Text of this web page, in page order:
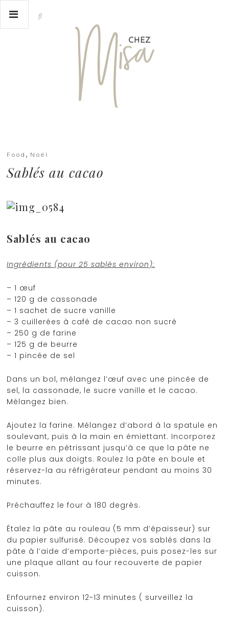
Food, Noël
Sablés au cacao
Sablés au cacao
Ingrédients (pour 25 sablés environ):
– 1 œuf
– 120 g de cassonade
– 1 sachet de sucre vanille
– 3 cuillerées à café de cacao non sucré
– 250 g de farine
– 125 g de beurre
– 1 pincée de sel
Dans un bol, mélangez l’œuf avec une pincée de
sel, la cassonade, le sucre vanille et le cacao.
Mélangez bien.
Ajoutez la farine. Mélangez d’abord à la spatule en
soulevant, puis à la main en émiettant. Incorporez
le beurre en pétrissant jusqu’à ce que la pâte ne
colle plus aux doigts. Roulez la pâte en boule et
réservez-la au réfrigérateur pendant au moins 30
minutes.
Préchauffez le four à 180 degrés.
Étalez la pâte au rouleau (5 mm d’épaisseur) sur
du papier sulfurisé. Découpez vos sablés dans la
pâte à l’aide d’emporte-pièces, puis posez-les sur
une plaque allant au four recouverte de papier
cuisson.
Enfournez environ 12~13 minutes ( surveillez la
cuisson).